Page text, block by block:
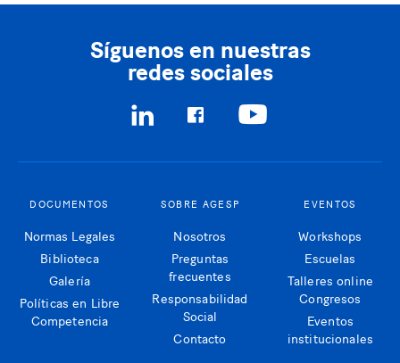
Síguenos en nuestras
redes sociales
DOCUMENTOS
Normas Legales
Biblioteca
Galería
Políticas en Libre
Competencia
SOBRE AGESP
Nosotros
Preguntas
frecuentes
Responsabilidad
Social
Contacto
EVENTOS
Workshops
Escuelas
Talleres online
Congresos
Eventos
institucionales